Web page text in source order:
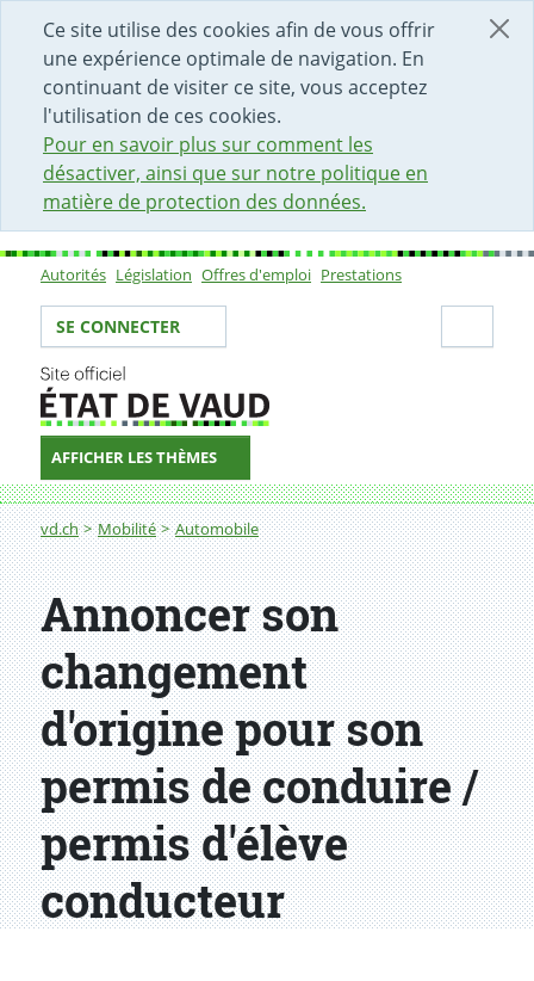
Ce site utilise des cookies afin de vous offrir
une expérience optimale de navigation. En
continuant de visiter ce site, vous acceptez
l'utilisation de ces cookies.
Pour en savoir plus sur comment les
désactiver, ainsi que sur notre politique en
matière de protection des données.
DÉBUT DU CONTENU DE LA PAGE
ACCÈS AU CHAMP DE RECHERCHE
PAGE D'ACCUEIL
FORMULAIRE DE CONTACT
Sous-navigation
Autorités Législation Offres d'emploi Prestations
Votre identité
SE CONNECTER
AFFICHER LES THÈMES
Fil d'Ariane
vd.ch Mobilité Automobile
Annoncer son changement d'origine pour son
Annoncer son
changement
d'origine pour son
permis de conduire /
permis d'élève
conducteur